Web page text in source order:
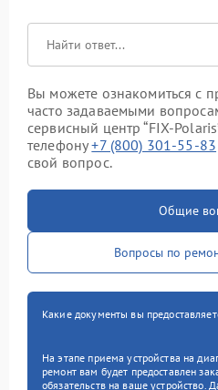
Вы можете ознакомиться с
часто задаваемыми
сервисный центр “FIX-
телефону+7 (800) 301-55-83
свой вопрос.
Общие
Вопросы по
Какие документы вы
На этапе приема устройства на
ремонт вам будет предоставлен
обязательств на ваше устройство.